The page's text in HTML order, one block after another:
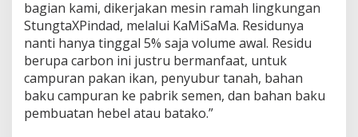
bagian kami, dikerjakan mesin ramah lingkungan
StungtaXPindad, melalui KaMiSaMa. Residunya
nanti hanya tinggal 5% saja volume awal. Residu
berupa carbon ini justru bermanfaat, untuk
campuran pakan ikan, penyubur tanah, bahan
baku campuran ke pabrik semen, dan bahan baku
pembuatan hebel atau batako.”